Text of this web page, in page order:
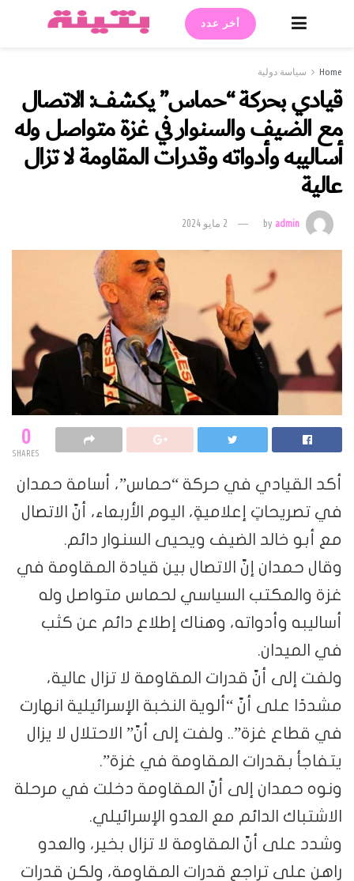
أخر عدد
Home سياسة دولية
قيادي بحركة “حماس” يكشف: الاتصال
مع الضيف والسنوار في غزة متواصل وله
أساليبه وأدواته وقدرات المقاومة لا تزال
عالية
byadmin 2 مايو 2024
0
SHARES
أكد القيادي في حركة “حماس”، أسامة حمدان
في تصريحاتٍ إعلاميةٍ، اليوم الأربعاء، أنّ الاتصال
مع أبو خالد الضيف ويحيى السنوار دائم.
وقال حمدان إنّ الاتصال بين قيادة المقاومة في
غزة والمكتب السياسي لحماس متواصل وله
أساليبه وأدواته، وهناك إطلاع دائم عن كثب
في الميدان.
ولفت إلى أنّ قدرات المقاومة لا تزال عالية،
مشددًا على أنّ “ألوية النخبة الإسرائيلية انهارت
في قطاع غزة”.. ولفت إلى أنّ” الاحتلال لا يزال
يتفاجأ بقدرات المقاومة في غزة”.
ونوه حمدان إلى أنّ المقاومة دخلت في مرحلة
الاشتباك الدائم مع العدو الإسرائيلي.
وشدد على أنّ المقاومة لا تزال بخير، والعدو
راهن على تراجع قدرات المقاومة، ولكن قدرات